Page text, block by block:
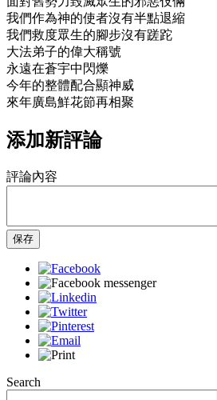
我們作為神的使者沒有半點退縮
我們救度眾生的腳步沒有蹉跎
大法弟子的偉大稱號
永遠在蒼宇中閃爍
今年的整體配合顯神威
來年廣島鮮花節再相聚
添加新評論
評論內容
保存
Search